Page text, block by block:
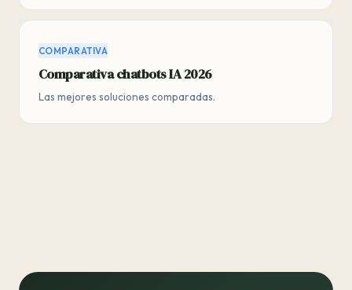
COMPARATIVA
Comparativa chatbots IA 2026
Las mejores soluciones comparadas.